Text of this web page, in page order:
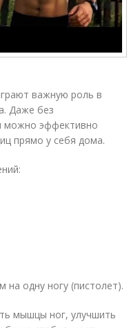
важную роль в
Даже без
можно эффективно
прямо у себя дома.
на одну ногу (пистолет).
мышцы ног, улучшить